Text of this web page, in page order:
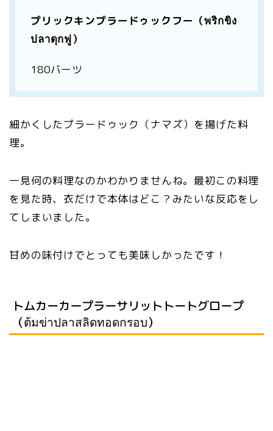
プリックキンプラードゥックフー（พริกขิง
ปลาดุกฟู）
180バーツ
細かくしたプラードゥック（ナマズ）を揚げた料
理。
一見何の料理なのかわかりませんね。最初この料理
を見た時、衣だけで本体はどこ？みたいな反応をし
てしまいました。
甘めの味付けでとっても美味しかったです！
トムカーカープラーサリットトートグロープ
（ต้มข่าปลาสลิดทอดกรอบ）